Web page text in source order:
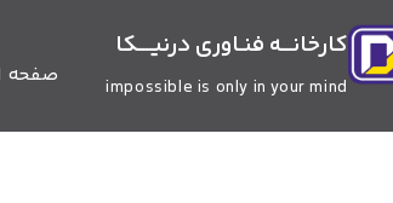
کارخانـــه فنـاوری درنیــــکا
impossible is only in your mind صفحه